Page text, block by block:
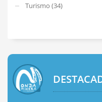
Turismo (34)